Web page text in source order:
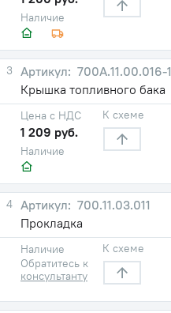
Наличие
3
700А.11.00.016-1
Крышка топливного бака
Наличие
Цена с НДС
1 209 руб.
К схеме
4
700.11.03.011
Прокладка
Наличие
Обратитесь к
консультанту
К схеме